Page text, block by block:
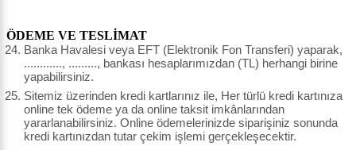
ÖDEME VE TESLİMAT
Banka Havalesi veya EFT (Elektronik Fon Transferi) yaparak,
............, ........., bankası hesaplarımızdan (TL) herhangi birine
yapabilirsiniz.
Sitemiz üzerinden kredi kartlarınız ile, Her türlü kredi kartınıza
online tek ödeme ya da online taksit imkânlarından
yararlanabilirsiniz. Online ödemelerinizde siparişiniz sonunda
kredi kartınızdan tutar çekim işlemi gerçekleşecektir.